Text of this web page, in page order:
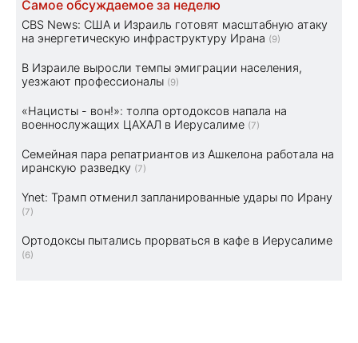
Самое обсуждаемое за неделю
CBS News: США и Израиль готовят масштабную атаку
на энергетическую инфраструктуру Ирана (9)
В Израиле выросли темпы эмиграции населения,
уезжают профессионалы (9)
«Нацисты - вон!»: толпа ортодоксов напала на
военнослужащих ЦАХАЛ в Иерусалиме (7)
Семейная пара репатриантов из Ашкелона работала на
иранскую разведку (7)
Ynet: Трамп отменил запланированные удары по Ирану
(7)
Ортодоксы пытались прорваться в кафе в Иерусалиме
(6)